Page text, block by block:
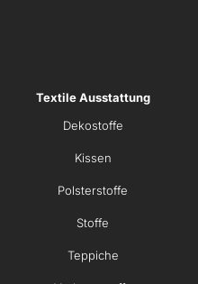
Textile Ausstattung
Dekostoffe
Kissen
Polsterstoffe
Stoffe
Teppiche